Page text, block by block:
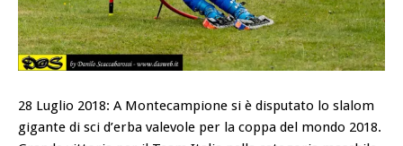
28 Luglio 2018: A Montecampione si è disputato lo slalom
gigante di sci d’erba valevole per la coppa del mondo 2018.